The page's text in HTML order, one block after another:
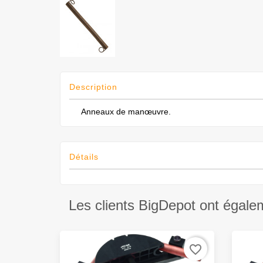
Description
Anneaux de manœuvre.
Détails
Les clients BigDepot ont
favorite_border